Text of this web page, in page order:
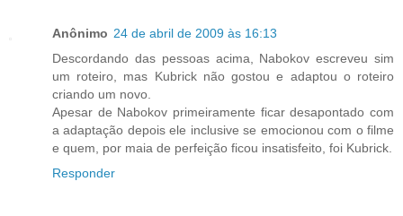
Anônimo 24 de abril de 2009 às 16:13
Descordando das pessoas acima, Nabokov escreveu sim
um roteiro, mas Kubrick não gostou e adaptou o roteiro
criando um novo.
Apesar de Nabokov primeiramente ficar desapontado com
a adaptação depois ele inclusive se emocionou com o filme
e quem, por maia de perfeição ficou insatisfeito, foi Kubrick.
Responder